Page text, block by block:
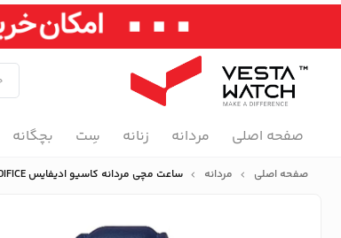
صفحه اصلی مردانه زنانه سِت بچگانه
صفحه اصلی مردانه ساعت مچی مردانه کاسیو ادیفایس CASIO EDIFICE مدل EFV-600L-2AVUDF